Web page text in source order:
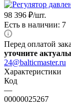
98 396 ₽/шт.
Есть в наличии: 7
Перед оплатой
уточните
24@balticmaster.ru
Характеристики
Код
—
00000025267